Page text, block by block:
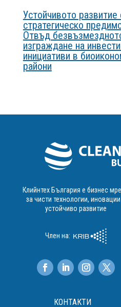
Устойчивото
стратегическо
Отвъд
изграждане на
инициативи в
райони
Клийнтех България е бизнес
за чисти технологии,
устойчиво развитие
Член на:
КОНТАКТИ